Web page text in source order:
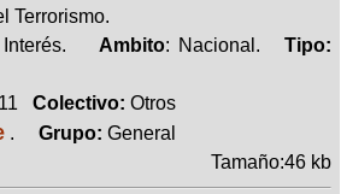
Terrorismo.
Interés. Ambito: Nacional.Tipo:
Colectivo: Otros
. Grupo: General
Tamaño:46 kb